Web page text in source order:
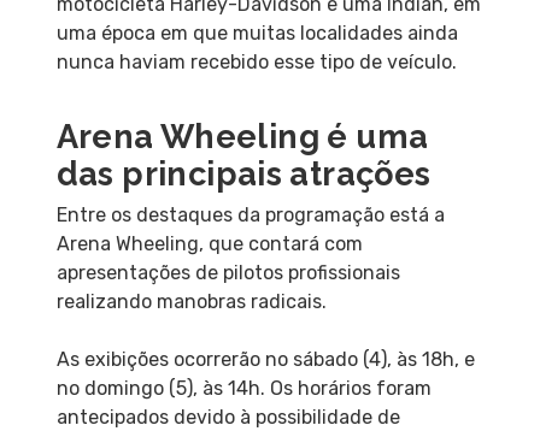
uma época em que muitas localidades ainda
nunca haviam recebido esse tipo de veículo.
Arena Wheeling é uma
das principais atrações
Entre os destaques da programação está a
Arena Wheeling, que contará com
apresentações de pilotos profissionais
realizando manobras radicais.
As exibições ocorrerão no sábado (4), às 18h, e
no domingo (5), às 14h. Os horários foram
antecipados devido à possibilidade de